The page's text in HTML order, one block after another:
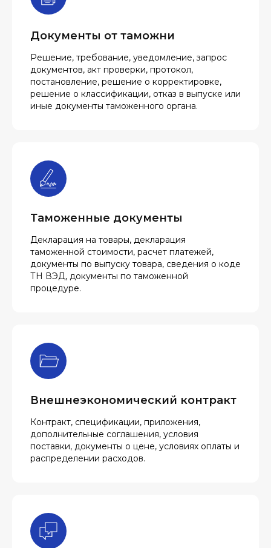
Документы от таможни
Решение, требование, уведомление, запрос
документов, акт проверки, протокол,
постановление, решение о корректировке,
решение о классификации, отказ в выпуске или
иные документы таможенного органа.
Таможенные документы
Декларация на товары, декларация
таможенной стоимости, расчет платежей,
документы по выпуску товара, сведения о коде
ТН ВЭД, документы по таможенной
процедуре.
Внешнеэкономический контракт
Контракт, спецификации, приложения,
дополнительные соглашения, условия
поставки, документы о цене, условиях оплаты и
распределении расходов.